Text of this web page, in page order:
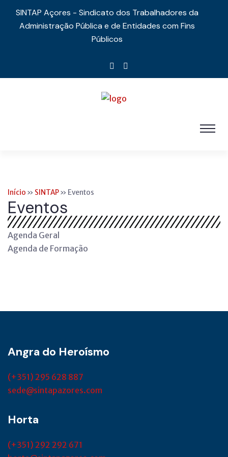
SINTAP Açores - Sindicato dos Trabalhadores da
Administração Pública e de Entidades com Fins
Públicos
Início » SINTAP» Eventos
Eventos
Agenda Geral
Agenda de Formação
Angra do Heroísmo
(+351) 295 628 887
sede@sintapazores.com
Horta
(+351) 292 292 671